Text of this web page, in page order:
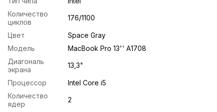
Количество
циклов
176/1100
Цвет
Space Gray
Модель
MacBook Pro 13'' A1708
Диагональ
экрана
13,3"
Процессор
Intel Core i5
Количество
ядер
2